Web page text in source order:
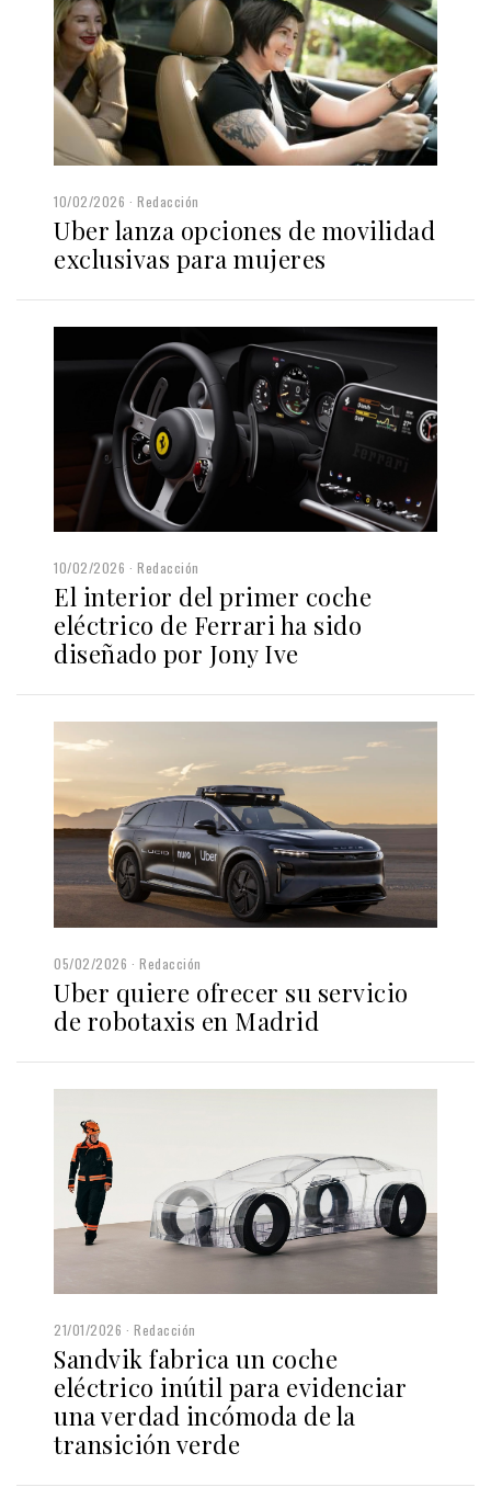
10/02/2026 Redacción
Uber lanza opciones de movilidad
exclusivas para mujeres
10/02/2026 Redacción
El interior del primer coche
eléctrico de Ferrari ha sido
diseñado por Jony Ive
05/02/2026 Redacción
Uber quiere ofrecer su servicio
de robotaxis en Madrid
21/01/2026 Redacción
Sandvik fabrica un coche
eléctrico inútil para evidenciar
una verdad incómoda de la
transición verde